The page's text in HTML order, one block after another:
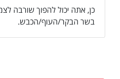
כן, אתה יכול להפוך שורבה
בשר הבקר/העוף/הכבש.